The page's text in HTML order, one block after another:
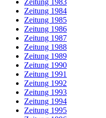
Zeitung 1983
Zeitung 1984
Zeitung 1985
Zeitung 1986
Zeitung 1987
Zeitung 1988
Zeitung 1989
Zeitung 1990
Zeitung 1991
Zeitung 1992
Zeitung 1993
Zeitung 1994
Zeitung 1995